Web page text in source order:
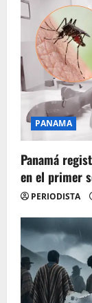
PANAMA
Panamá
en el primer
PERIODISTA